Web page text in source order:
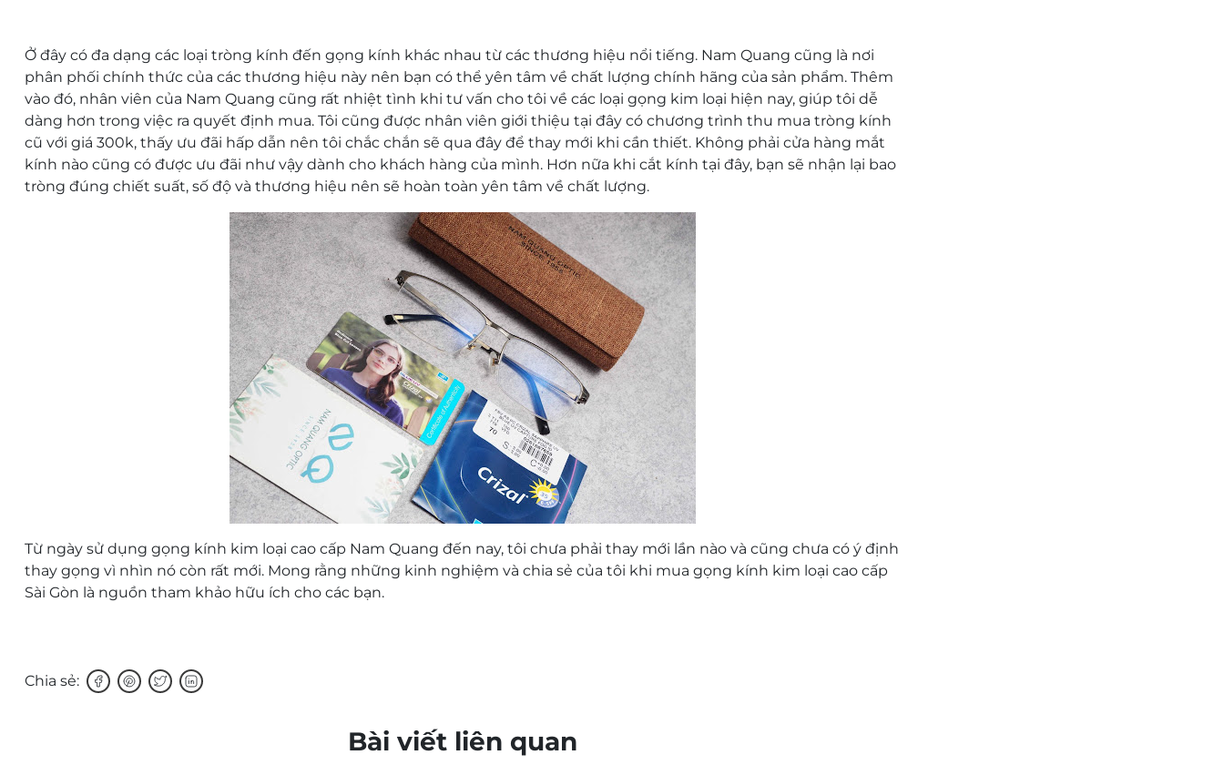
Ở đây có đa dạng các loại tròng kính đến gọng kính khác nhau từ các thương hiệu nổi tiếng. Nam Quang cũng là nơi
phân phối chính thức của các thương hiệu này nên bạn có thể yên tâm về chất lượng chính hãng của sản phẩm. Thêm
vào đó, nhân viên của Nam Quang cũng rất nhiệt tình khi tư vấn cho tôi về các loại gọng kim loại hiện nay, giúp tôi dễ
dàng hơn trong việc ra quyết định mua. Tôi cũng được nhân viên giới thiệu tại đây có chương trình thu mua tròng kính
cũ với giá 300k, thấy ưu đãi hấp dẫn nên tôi chắc chắn sẽ qua đây để thay mới khi cần thiết. Không phải cửa hàng mắt
kính nào cũng có được ưu đãi như vậy dành cho khách hàng của mình. Hơn nữa khi cắt kính tại đây, bạn sẽ nhận lại bao
tròng đúng chiết suất, số độ và thương hiệu nên sẽ hoàn toàn yên tâm về chất lượng.
Từ ngày sử dụng gọng kính kim loại cao cấp Nam Quang đến nay, tôi chưa phải thay mới lần nào và cũng chưa có ý định
thay gọng vì nhìn nó còn rất mới. Mong rằng những kinh nghiệm và chia sẻ của tôi khi mua gọng kính kim loại cao cấp
Sài Gòn là nguồn tham khảo hữu ích cho các bạn.
Chia sẻ:
Bài viết liên quan